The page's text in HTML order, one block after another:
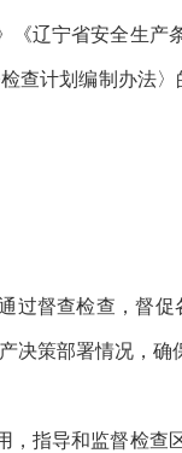
《辽宁省安全生
查计划编制办法
过督查检查，督
决策部署情况，
，指导和监督检